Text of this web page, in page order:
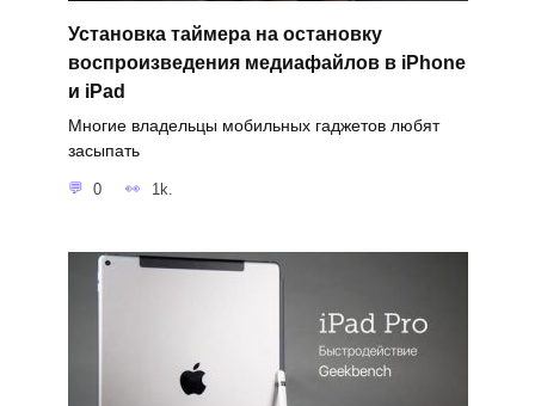
Установка таймера на остановку
воспроизведения медиафайлов в iPhone
и iPad
Многие владельцы мобильных гаджетов любят
засыпать
0 1k.